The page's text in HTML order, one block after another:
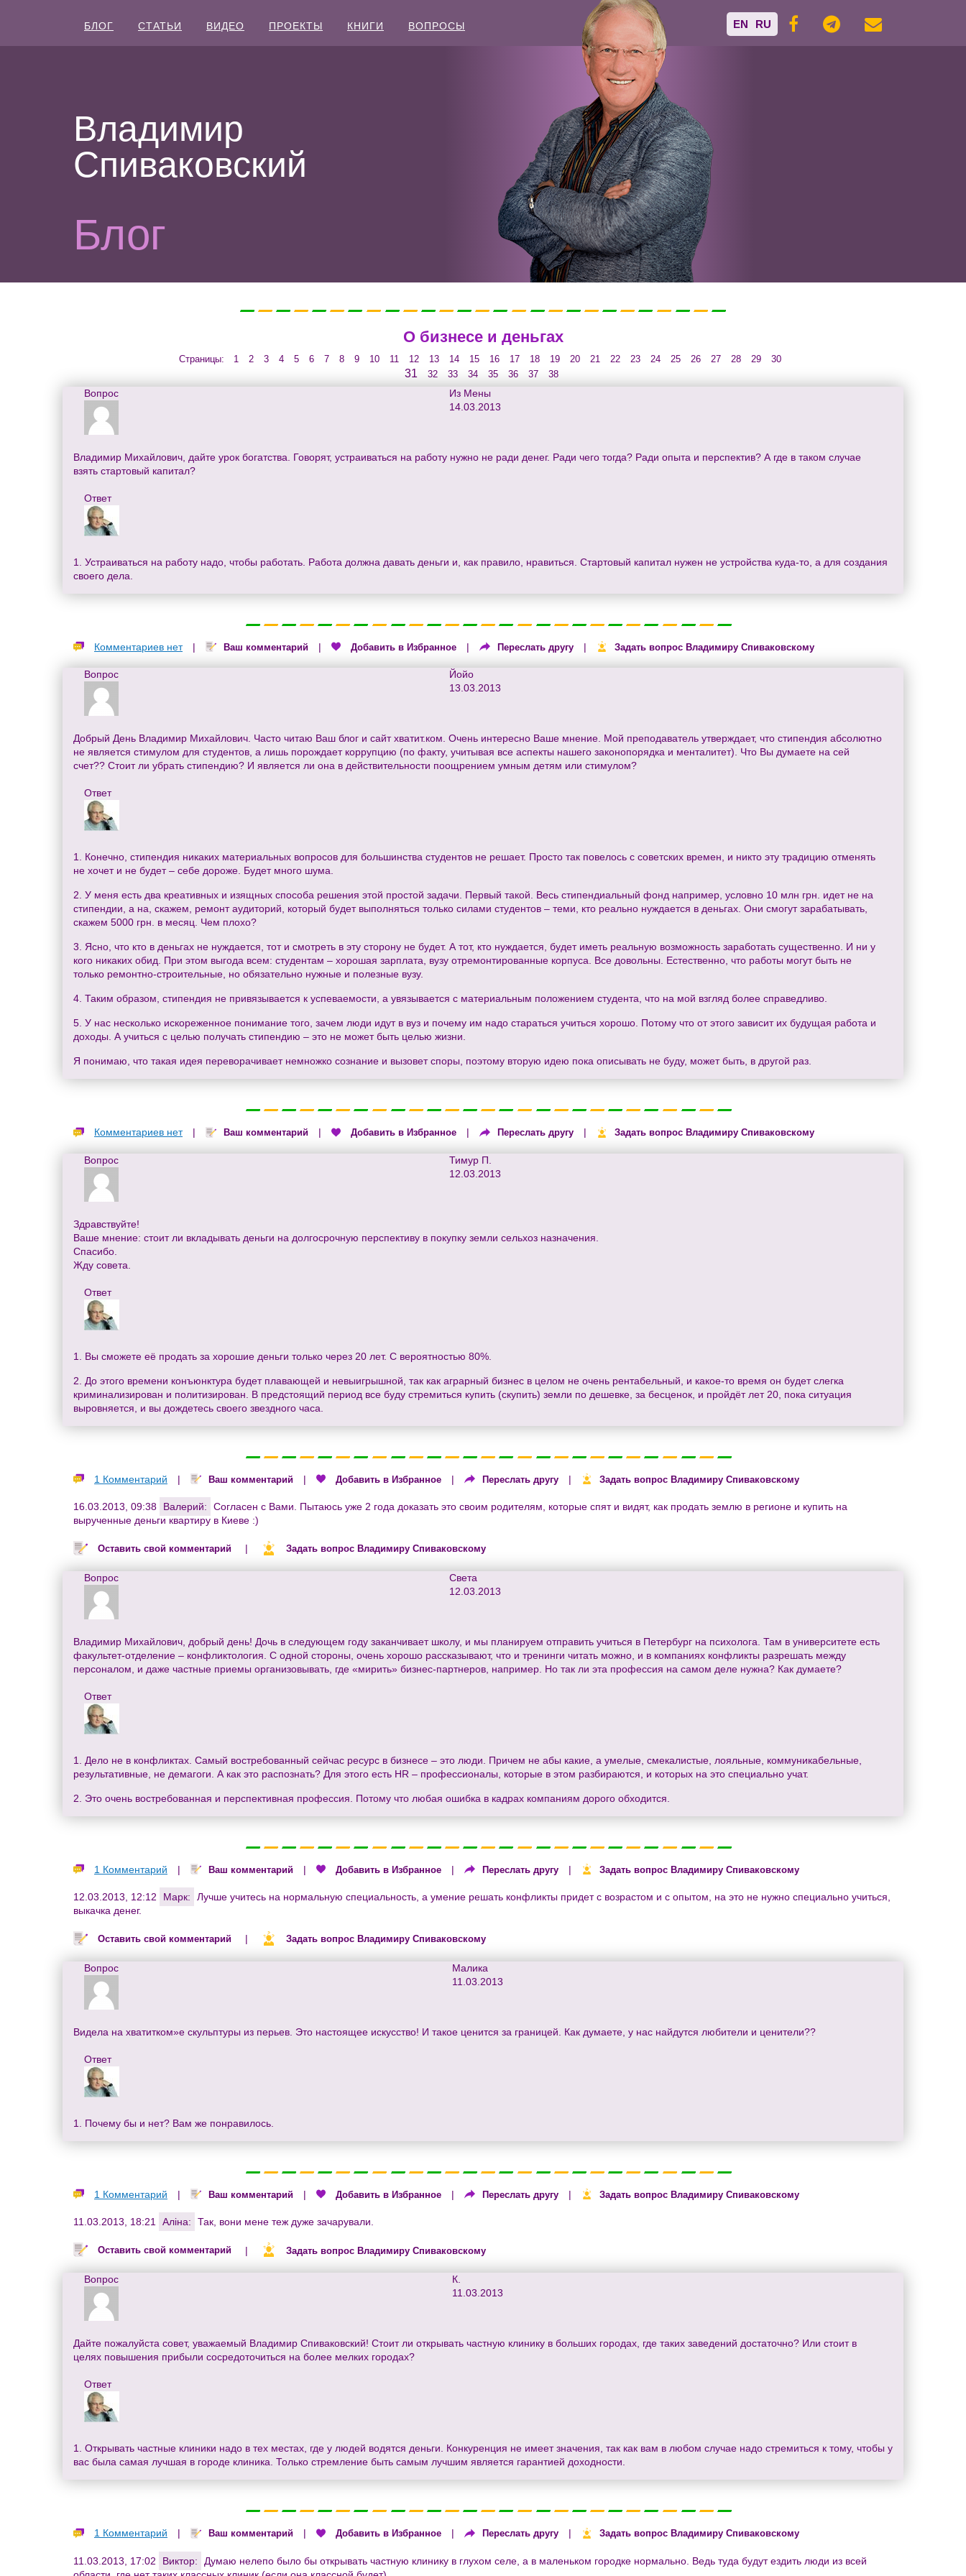
БЛОГ СТАТЬИ ВИДЕО ПРОЕКТЫ КНИГИ ВОПРОСЫ EN RU
Владимир
Спиваковский
Блог
О бизнесе и деньгах
Страницы: 1 2 3 4 5 6 7 8 9 10 11 12 13 14 15 16 17 18 19 20 21 22 23 24 25 26 27 28 29 30
31 32 33 34 35 36 37 38
Вопрос
Из Мены
14.03.2013
Владимир Михайлович, дайте урок богатства. Говорят, устраиваться на работу нужно не ради денег. Ради чего тогда? Ради опыта и перспектив? А где в таком случае
взять стартовый капитал?
Ответ
1. Устраиваться на работу надо, чтобы работать. Работа должна давать деньги и, как правило, нравиться. Стартовый капитал нужен не устройства куда-то, а для создания
своего дела.
Комментариев нет | Ваш комментарий | Добавить в Избранное | Переслать другу | Задать вопрос Владимиру Спиваковскому
Вопрос
Йойо
13.03.2013
Добрый День Владимир Михайлович. Часто читаю Ваш блог и сайт хватит.ком. Очень интересно Ваше мнение. Мой преподаватель утверждает, что стипендия абсолютно
не является стимулом для студентов, а лишь порождает коррупцию (по факту, учитывая все аспекты нашего законопорядка и менталитет). Что Вы думаете на сей
счет?? Стоит ли убрать стипендию? И является ли она в действительности поощрением умным детям или стимулом?
Ответ
1. Конечно, стипендия никаких материальных вопросов для большинства студентов не решает. Просто так повелось с советских времен, и никто эту традицию отменять
не хочет и не будет – себе дороже. Будет много шума.
2. У меня есть два креативных и изящных способа решения этой простой задачи. Первый такой. Весь стипендиальный фонд например, условно 10 млн грн. идет не на
стипендии, а на, скажем, ремонт аудиторий, который будет выполняться только силами студентов – теми, кто реально нуждается в деньгах. Они смогут зарабатывать,
скажем 5000 грн. в месяц. Чем плохо?
3. Ясно, что кто в деньгах не нуждается, тот и смотреть в эту сторону не будет. А тот, кто нуждается, будет иметь реальную возможность заработать существенно. И ни у
кого никаких обид. При этом выгода всем: студентам – хорошая зарплата, вузу отремонтированные корпуса. Все довольны. Естественно, что работы могут быть не
только ремонтно-строительные, но обязательно нужные и полезные вузу.
4. Таким образом, стипендия не привязывается к успеваемости, а увязывается с материальным положением студента, что на мой взгляд более справедливо.
5. У нас несколько искореженное понимание того, зачем люди идут в вуз и почему им надо стараться учиться хорошо. Потому что от этого зависит их будущая работа и
доходы. А учиться с целью получать стипендию – это не может быть целью жизни.
Я понимаю, что такая идея переворачивает немножко сознание и вызовет споры, поэтому вторую идею пока описывать не буду, может быть, в другой раз.
Комментариев нет | Ваш комментарий | Добавить в Избранное | Переслать другу | Задать вопрос Владимиру Спиваковскому
Вопрос
Тимур П.
12.03.2013
Здравствуйте!
Ваше мнение: стоит ли вкладывать деньги на долгосрочную перспективу в покупку земли сельхоз назначения.
Спасибо.
Жду совета.
Ответ
1. Вы сможете её продать за хорошие деньги только через 20 лет. С вероятностью 80%.
2. До этого времени конъюнктура будет плавающей и невыигрышной, так как аграрный бизнес в целом не очень рентабельный, и какое-то время он будет слегка
криминализирован и политизирован. В предстоящий период все буду стремиться купить (скупить) земли по дешевке, за бесценок, и пройдёт лет 20, пока ситуация
выровняется, и вы дождетесь своего звездного часа.
1 Комментарий | Ваш комментарий | Добавить в Избранное | Переслать другу | Задать вопрос Владимиру Спиваковскому
16.03.2013, 09:38 Валерий:
Согласен с Вами. Пытаюсь уже 2 года доказать это своим родителям, которые спят и видят, как продать землю в регионе и купить на
вырученные деньги квартиру в Киеве :)
Оставить свой комментарий | Задать вопрос Владимиру Спиваковскому
Вопрос
Света
12.03.2013
Владимир Михайлович, добрый день! Дочь в следующем году заканчивает школу, и мы планируем отправить учиться в Петербург на психолога. Там в университете есть
факультет-отделение – конфликтология. С одной стороны, очень хорошо рассказывают, что и тренинги читать можно, и в компаниях конфликты разрешать между
персоналом, и даже частные приемы организовывать, где «мирить» бизнес-партнеров, например. Но так ли эта профессия на самом деле нужна? Как думаете?
Ответ
1. Дело не в конфликтах. Самый востребованный сейчас ресурс в бизнесе – это люди. Причем не абы какие, а умелые, смекалистые, лояльные, коммуникабельные,
результативные, не демагоги. А как это распознать? Для этого есть HR – профессионалы, которые в этом разбираются, и которых на это специально учат.
2. Это очень востребованная и перспективная профессия. Потому что любая ошибка в кадрах компаниям дорого обходится.
1 Комментарий | Ваш комментарий | Добавить в Избранное | Переслать другу | Задать вопрос Владимиру Спиваковскому
12.03.2013, 12:12 Марк:
Лучше учитесь на нормальную специальность, а умение решать конфликты придет с возрастом и с опытом, на это не нужно специально учиться,
выкачка денег.
Оставить свой комментарий | Задать вопрос Владимиру Спиваковскому
Вопрос
Малика
11.03.2013
Видела на хватитком»е скульптуры из перьев. Это настоящее искусство! И такое ценится за границей. Как думаете, у нас найдутся любители и ценители??
Ответ
1. Почему бы и нет? Вам же понравилось.
1 Комментарий | Ваш комментарий | Добавить в Избранное | Переслать другу | Задать вопрос Владимиру Спиваковскому
11.03.2013, 18:21 Аліна: Так, вони мене теж дуже зачарували.
Оставить свой комментарий | Задать вопрос Владимиру Спиваковскому
Вопрос
К.
11.03.2013
Дайте пожалуйста совет, уважаемый Владимир Спиваковский! Стоит ли открывать частную клинику в больших городах, где таких заведений достаточно? Или стоит в
целях повышения прибыли сосредоточиться на более мелких городах?
Ответ
1. Открывать частные клиники надо в тех местах, где у людей водятся деньги. Конкуренция не имеет значения, так как вам в любом случае надо стремиться к тому, чтобы у
вас была самая лучшая в городе клиника. Только стремление быть самым лучшим является гарантией доходности.
1 Комментарий | Ваш комментарий | Добавить в Избранное | Переслать другу | Задать вопрос Владимиру Спиваковскому
11.03.2013, 17:02 Виктор:
Думаю нелепо было бы открывать частную клинику в глухом селе, а в маленьком городке нормально. Ведь туда будут ездить люди из всей